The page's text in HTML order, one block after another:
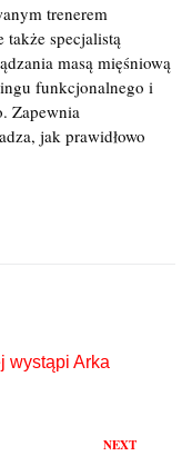
trenerem
specjalistą
masą mięśniową
funkcjonalnego i
Zapewnia
jak prawidłowo
wystąpi Arka
NEXT